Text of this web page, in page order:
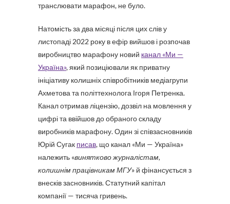
транслювати марафон, не було.
Натомість за два місяці після цих слів у
листопаді 2022 року в ефір вийшов і розпочав
виробництво марафону новий канал «Ми —
Україна», який позиціювали як приватну
ініціативу колишніх співробітників медіагрупи
Ахметова та політтехнолога Ігоря Петренка.
Канал отримав ліцензію, дозвіл на мовлення у
цифрі та ввійшов до обраного складу
виробників марафону. Один зі співзасновників
Юрій Сугак писав, що канал «Ми — Україна»
належить «винятково журналістам,
колишнім працівникам МГУ» й фінансується з
внесків засновників. Статутний капітал
компанії — тисяча гривень.